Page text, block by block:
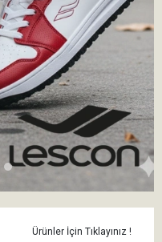
Ürünler İçin Tıklayınız !